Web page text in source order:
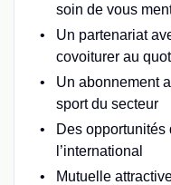
soin de vous
Un partenariat
covoiturer au
Un abonnement
sport du secteur
Des opportunités
l’international
Mutuelle